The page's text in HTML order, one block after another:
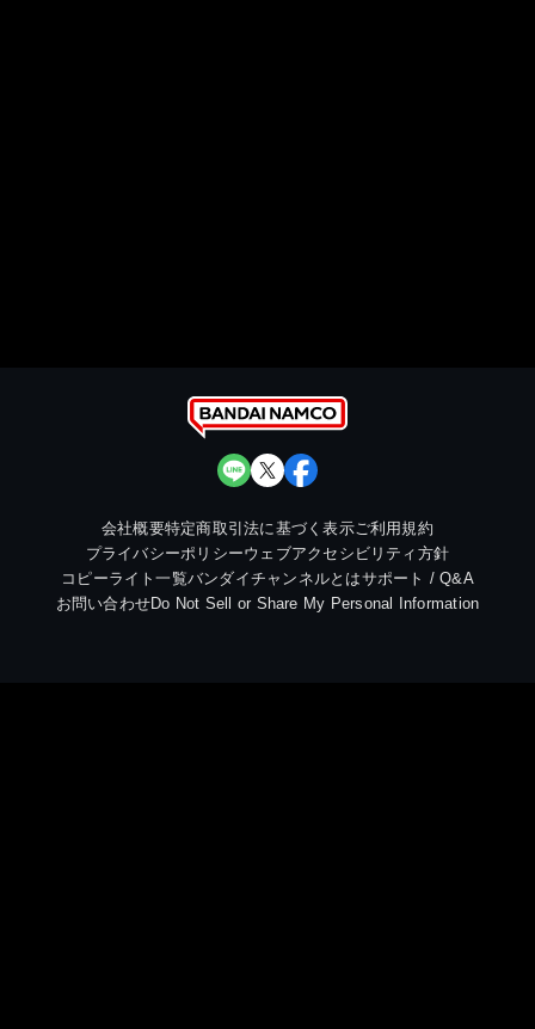
会社概要特定商取引法に基づく表示ご利用規約
プライバシーポリシーウェブアクセシビリティ方針
コピーライト一覧バンダイチャンネルとはサポート / Q&A
お問い合わせDo Not Sell or Share My Personal Information